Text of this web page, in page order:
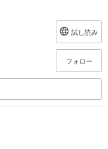
試し読み
フォロー